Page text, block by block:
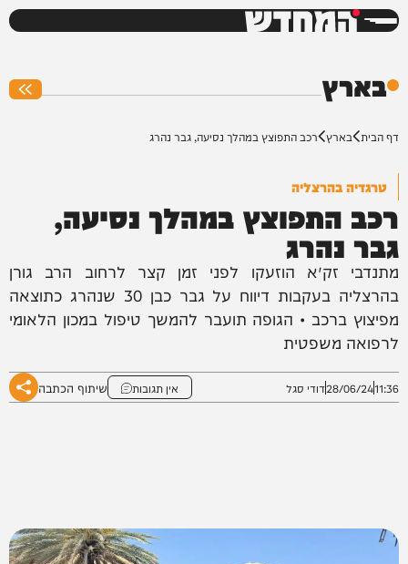
המחדש
בארץ
דף הבית בארץ רכב התפוצץ במהלך נסיעה, גבר נהרג
טרגדיה בהרצליה
רכב התפוצץ במהלך נסיעה,
גבר נהרג
מתנדבי זק״א הוזעקו לפני זמן קצר לרחוב הרב גורן
בהרצליה בעקבות דיווח על גבר כבן 30 שנהרג כתוצאה
מפיצוץ ברכב • הגופה תועבר להמשך טיפול במכון הלאומי
לרפואה משפטית
11:36
28/06/24דודי סגל אין תגובות שיתוף הכתבה